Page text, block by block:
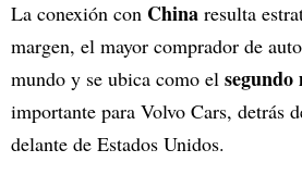
La conexión con China resulta
margen, el mayor comprador de
mundo y se ubica como el segundo
importante para Volvo Cars, detrás
delante de Estados Unidos.